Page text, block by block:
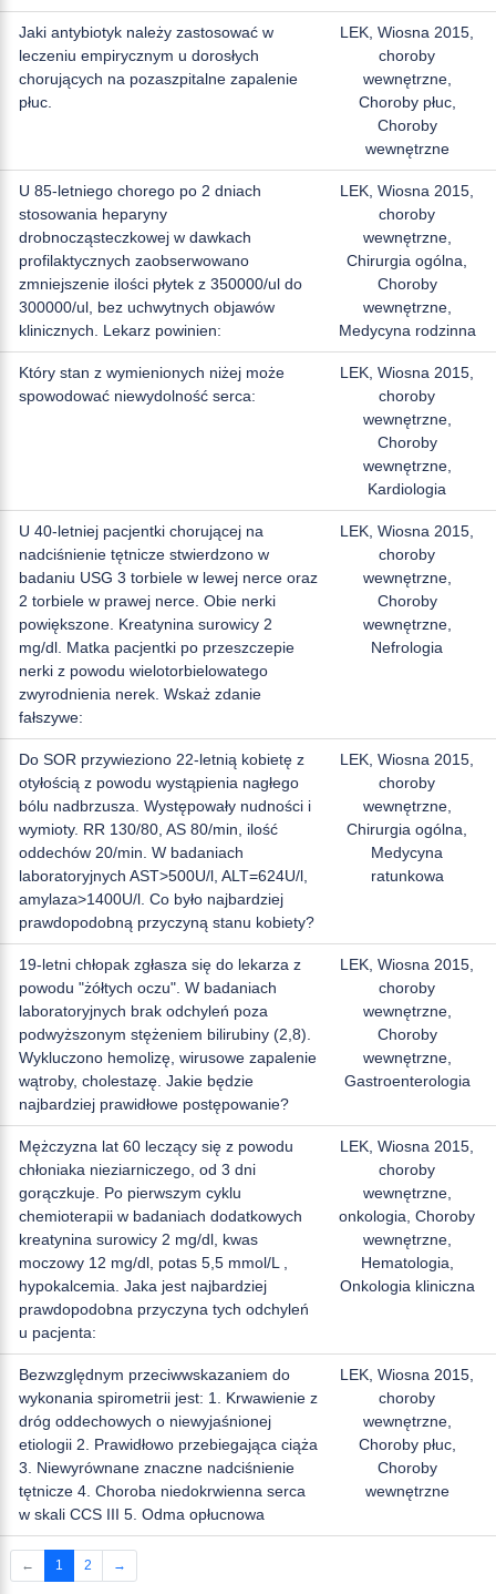
Jaki antybiotyk należy zastosować w
leczeniu empirycznym u dorosłych
chorujących na pozaszpitalne zapalenie
płuc.
LEK, Wiosna 2015,
choroby
wewnętrzne,
Choroby płuc,
Choroby
wewnętrzne
U 85-letniego chorego po 2 dniach
stosowania heparyny
drobnocząsteczkowej w dawkach
profilaktycznych zaobserwowano
zmniejszenie ilości płytek z 350000/ul do
300000/ul, bez uchwytnych objawów
klinicznych. Lekarz powinien:
LEK, Wiosna 2015,
choroby
wewnętrzne,
Chirurgia ogólna,
Choroby
wewnętrzne,
Medycyna rodzinna
Który stan z wymienionych niżej może
spowodować niewydolność serca:
LEK, Wiosna 2015,
choroby
wewnętrzne,
Choroby
wewnętrzne,
Kardiologia
U 40-letniej pacjentki chorującej na
nadciśnienie tętnicze stwierdzono w
badaniu USG 3 torbiele w lewej nerce oraz
2 torbiele w prawej nerce. Obie nerki
powiększone. Kreatynina surowicy 2
mg/dl. Matka pacjentki po przeszczepie
nerki z powodu wielotorbielowatego
zwyrodnienia nerek. Wskaż zdanie
fałszywe:
LEK, Wiosna 2015,
choroby
wewnętrzne,
Choroby
wewnętrzne,
Nefrologia
Do SOR przywieziono 22-letnią kobietę z
otyłością z powodu wystąpienia nagłego
bólu nadbrzusza. Występowały nudności i
wymioty. RR 130/80, AS 80/min, ilość
oddechów 20/min. W badaniach
laboratoryjnych AST>500U/l, ALT=624U/l,
amylaza>1400U/l. Co było najbardziej
prawdopodobną przyczyną stanu kobiety?
LEK, Wiosna 2015,
choroby
wewnętrzne,
Chirurgia ogólna,
Medycyna
ratunkowa
19-letni chłopak zgłasza się do lekarza z
powodu "żółtych oczu". W badaniach
laboratoryjnych brak odchyleń poza
podwyższonym stężeniem bilirubiny (2,8).
Wykluczono hemolizę, wirusowe zapalenie
wątroby, cholestazę. Jakie będzie
najbardziej prawidłowe postępowanie?
LEK, Wiosna 2015,
choroby
wewnętrzne,
Choroby
wewnętrzne,
Gastroenterologia
Mężczyzna lat 60 leczący się z powodu
chłoniaka nieziarniczego, od 3 dni
gorączkuje. Po pierwszym cyklu
chemioterapii w badaniach dodatkowych
kreatynina surowicy 2 mg/dl, kwas
moczowy 12 mg/dl, potas 5,5 mmol/L ,
hypokalcemia. Jaka jest najbardziej
prawdopodobna przyczyna tych odchyleń
u pacjenta:
LEK, Wiosna 2015,
choroby
wewnętrzne,
onkologia, Choroby
wewnętrzne,
Hematologia,
Onkologia kliniczna
Bezwzględnym przeciwwskazaniem do
wykonania spirometrii jest: 1. Krwawienie z
dróg oddechowych o niewyjaśnionej
etiologii 2. Prawidłowo przebiegająca ciąża
3. Niewyrównane znaczne nadciśnienie
tętnicze 4. Choroba niedokrwienna serca
w skali CCS III 5. Odma opłucnowa
LEK, Wiosna 2015,
choroby
wewnętrzne,
Choroby płuc,
Choroby
wewnętrzne
← 1 2 →